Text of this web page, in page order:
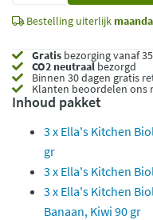
Bestelling uiterlijk
Gratis bezorging vanaf
CO2 neutraalbezorgd
Binnen 30 dagen gratis
Klanten beoordelen ons
Inhoud pakket
3 x Ella's Kitchen
gr
3 x Ella's Kitchen
3 x Ella's Kitchen
Banaan, Kiwi 90 gr